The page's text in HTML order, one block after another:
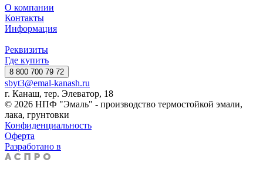
О компании
Контакты
Информация
Реквизиты
Где купить
8 800 700 79 72
sbyt3@emal-kanash.ru
г. Канаш, тер. Элеватор, 18
© 2026 НПФ "Эмаль" - производство термостойкой эмали,
лака, грунтовки
Конфиденциальность
Оферта
Разработано в